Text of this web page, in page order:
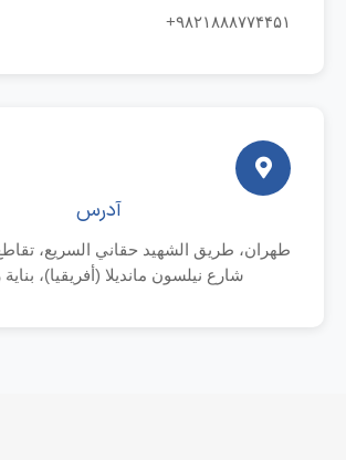
۹۸۲۱۸۸۸۷۷۴۴۵۱+
آدرس
طهران، طريق الشهيد حقاني السريع،
شارع نيلسون مانديلا (أفريقيا)، بنایة